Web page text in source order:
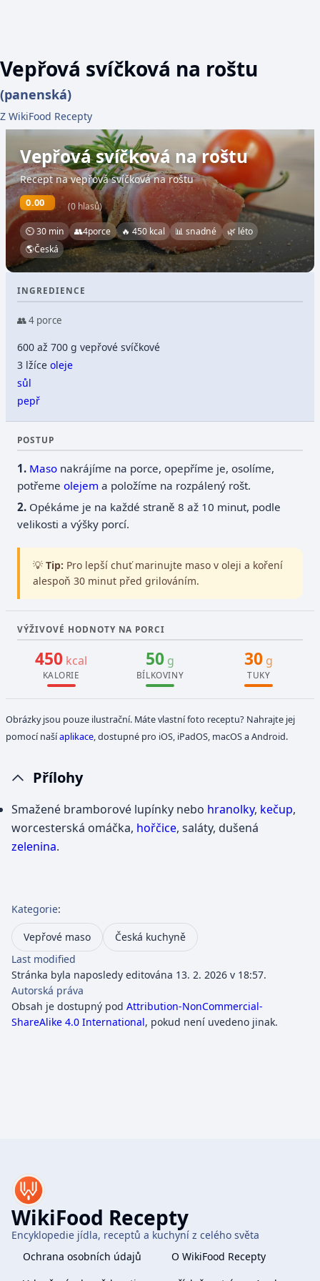
Vepřová svíčková na roštu
(panenská)
Z WikiFood Recepty
Vepřová svíčková na roštu
Recept na vepřová svíčková na roštu
0.00 (0 hlasů)
⏲ 30 min 👥4porce 🔥 450 kcal 📊 snadné
🌿 léto
🌎Česká
INGREDIENCE
👥 4 porce
600 až 700 g vepřové svíčkové
3 lžíceoleje
sůl
pepř
POSTUP
Maso nakrájíme na porce, opepříme je, osolíme,
potřemeolejem a položíme na rozpálený rošt.
Opékáme je na každé straně 8 až 10 minut, podle
velikosti a výšky porcí.
💡 Tip: Pro lepší chuť marinujte maso v oleji a koření
alespoň 30 minut před grilováním.
VÝŽIVOVÉ HODNOTY NA PORCI
450 kcal
KALORIE
50g
BÍLKOVINY
30 g
TUKY
Obrázky jsou pouze ilustrační. Máte vlastní foto receptu? Nahrajte jej
pomocí našíaplikace, dostupné pro iOS, iPadOS, macOS a Android.
Přílohy
Smažené bramborové lupínky nebo hranolky, kečup,
worcesterská omáčka, hořčice, saláty, dušená
zelenina.
Kategorie:
Vepřové maso
Česká kuchyně
Last modified
Stránka byla naposledy editována 13. 2. 2026 v 18:57.
Autorská práva
Obsah je dostupný pod Attribution-NonCommercial-
ShareAlike 4.0 International, pokud není uvedeno jinak.
WikiFood Recepty
Encyklopedie jídla, receptů a kuchyní z celého světa
Ochrana osobních údajů
O WikiFood Recepty